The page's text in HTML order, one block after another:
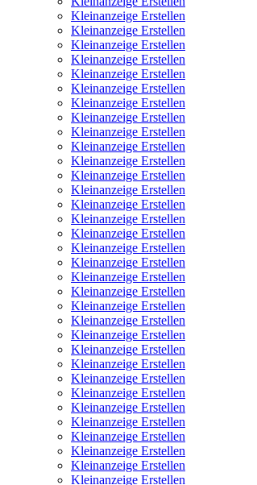
Kleinanzeige Erstellen
Kleinanzeige Erstellen
Kleinanzeige Erstellen
Kleinanzeige Erstellen
Kleinanzeige Erstellen
Kleinanzeige Erstellen
Kleinanzeige Erstellen
Kleinanzeige Erstellen
Kleinanzeige Erstellen
Kleinanzeige Erstellen
Kleinanzeige Erstellen
Kleinanzeige Erstellen
Kleinanzeige Erstellen
Kleinanzeige Erstellen
Kleinanzeige Erstellen
Kleinanzeige Erstellen
Kleinanzeige Erstellen
Kleinanzeige Erstellen
Kleinanzeige Erstellen
Kleinanzeige Erstellen
Kleinanzeige Erstellen
Kleinanzeige Erstellen
Kleinanzeige Erstellen
Kleinanzeige Erstellen
Kleinanzeige Erstellen
Kleinanzeige Erstellen
Kleinanzeige Erstellen
Kleinanzeige Erstellen
Kleinanzeige Erstellen
Kleinanzeige Erstellen
Kleinanzeige Erstellen
Kleinanzeige Erstellen
Kleinanzeige Erstellen